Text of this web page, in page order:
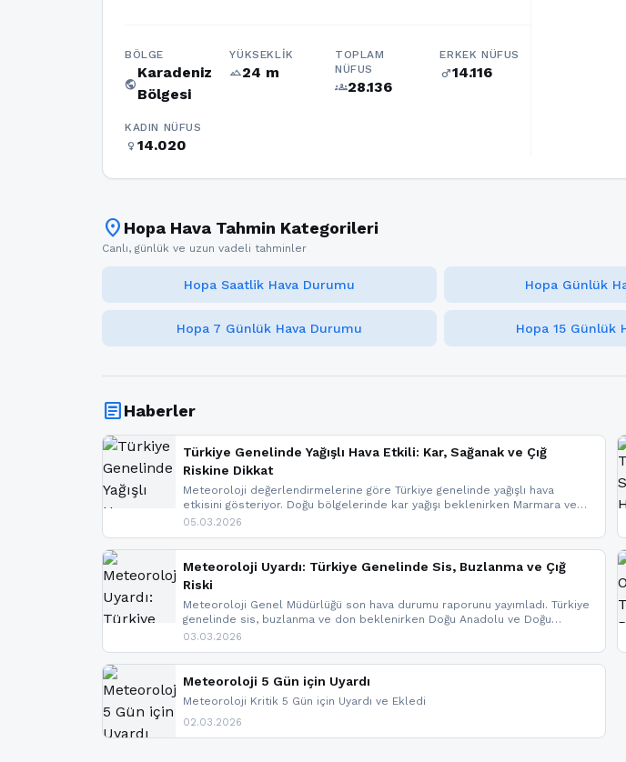
BÖLGE
public
Karadeniz
Bölgesi
YÜKSEKLIK
terrain24 m
TOPLAM
NÜFUS
groups28.136
ERKEK NÜFUS
male14.116
KADIN NÜFUS
female 14.020
location_on Hopa Hava Tahmin Kategorileri
Canlı, günlük ve uzun vadeli tahminler
Hopa Saatlik Hava Durumu Hopa Günlük
Hopa 7 Günlük Hava Durumu Hopa 15 Günlük
articleHaberler
Türkiye Genelinde Yağışlı Hava Etkili: Kar, Sağanak ve Çığ
Riskine Dikkat
Meteoroloji değerlendirmelerine göre Türkiye genelinde yağışlı hava
etkisini gösteriyor. Doğu bölgelerinde kar yağışı beklenirken Marmara ve
Kuzey Ege’de sağanak yağmur, yüksek kesimlerde ise çığ tehlikesi
yaşanabileceği belirtiliyor.
05.03.2026
Meteoroloji Uyardı: Türkiye Genelinde Sis, Buzlanma ve Çığ
Riski
Meteoroloji Genel Müdürlüğü son hava durumu raporunu yayımladı. Türkiye
genelinde sis, buzlanma ve don beklenirken Doğu Anadolu ve Doğu
Karadeniz’in yüksek kesimlerinde çığ riski uyarısı yapıldı. İşte son dakika
03.03.2026
Meteoroloji 5 Gün için Uyardı
Meteoroloji Kritik 5 Gün için Uyardı ve Ekledi
02.03.2026